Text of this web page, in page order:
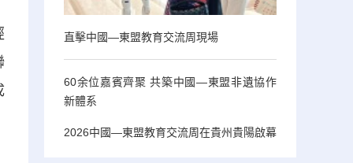
直擊中國—東盟教育交流周現場
60余位嘉賓齊聚 共築中國—東盟非遺協作
新體系
2026中國—東盟教育交流周在貴州貴陽啟幕